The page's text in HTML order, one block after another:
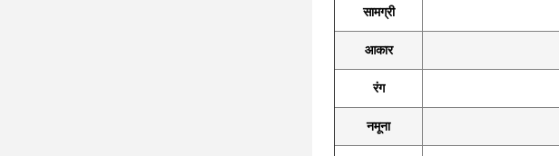
सामग्री
आकार
रंग
नमूना